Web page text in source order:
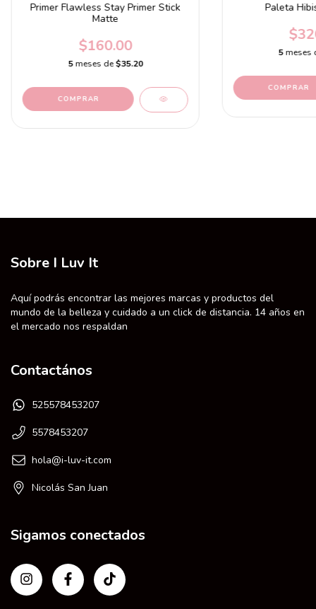
Primer Flawless Stay Primer Stick
Matte
$160.00
5 meses de$35.20
Paleta
5meses
Sobre I Luv It
Aquí podrás encontrar las mejores marcas y productos del
mundo de la belleza y cuidado a un click de distancia. 14 años en
el mercado nos respaldan
Contactános
525578453207
5578453207
hola@i-luv-it.com
Nicolás San Juan
Sigamos conectados